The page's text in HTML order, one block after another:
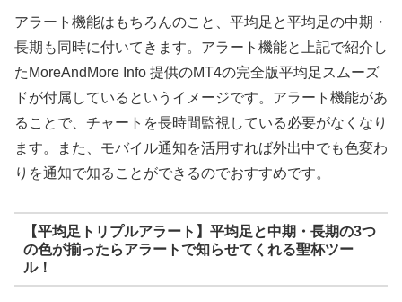
アラート機能はもちろんのこと、平均足と平均足の中期・
長期も同時に付いてきます。アラート機能と上記で紹介し
たMoreAndMore Info 提供のMT4の完全版平均足スムーズ
ドが付属しているというイメージです。アラート機能があ
ることで、チャートを長時間監視している必要がなくなり
ます。また、モバイル通知を活用すれば外出中でも色変わ
りを通知で知ることができるのでおすすめです。
【平均足トリプルアラート】平均足と中期・長期の3つ
の色が揃ったらアラートで知らせてくれる聖杯ツー
ル！